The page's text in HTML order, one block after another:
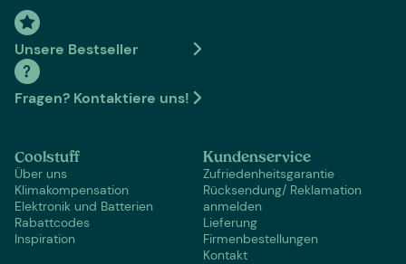
Unsere Bestseller
Fragen? Kontaktiere uns!
Coolstuff
Über uns
Klimakompensation
Elektronik und Batterien
Rabattcodes
Inspiration
Kundenservice
Zufriedenheitsgarantie
Rücksendung/ Reklamation
anmelden
Lieferung
Firmenbestellungen
Kontakt